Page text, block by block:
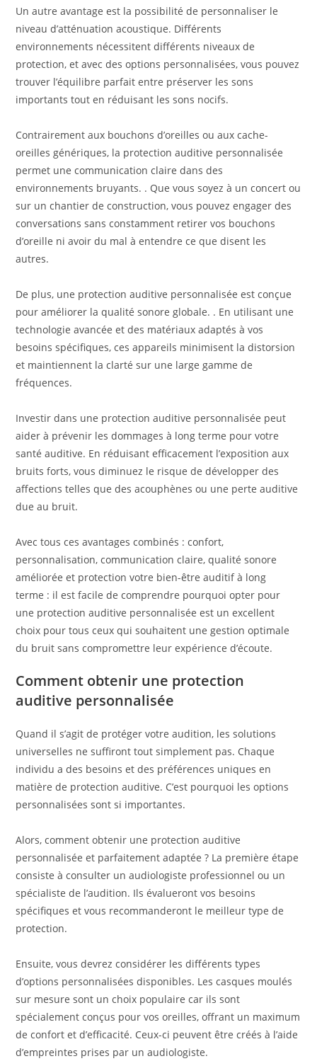
Un autre avantage est la possibilité de personnaliser le
niveau d’atténuation acoustique. Différents
environnements nécessitent différents niveaux de
protection, et avec des options personnalisées, vous pouvez
trouver l’équilibre parfait entre préserver les sons
importants tout en réduisant les sons nocifs.
Contrairement aux bouchons d’oreilles ou aux cache-
oreilles génériques, la protection auditive personnalisée
permet une communication claire dans des
environnements bruyants. . Que vous soyez à un concert ou
sur un chantier de construction, vous pouvez engager des
conversations sans constamment retirer vos bouchons
d’oreille ni avoir du mal à entendre ce que disent les
autres.
De plus, une protection auditive personnalisée est conçue
pour améliorer la qualité sonore globale. . En utilisant une
technologie avancée et des matériaux adaptés à vos
besoins spécifiques, ces appareils minimisent la distorsion
et maintiennent la clarté sur une large gamme de
fréquences.
Investir dans une protection auditive personnalisée peut
aider à prévenir les dommages à long terme pour votre
santé auditive. En réduisant efficacement l’exposition aux
bruits forts, vous diminuez le risque de développer des
affections telles que des acouphènes ou une perte auditive
due au bruit.
Avec tous ces avantages combinés : confort,
personnalisation, communication claire, qualité sonore
améliorée et protection votre bien-être auditif à long
terme : il est facile de comprendre pourquoi opter pour
une protection auditive personnalisée est un excellent
choix pour tous ceux qui souhaitent une gestion optimale
du bruit sans compromettre leur expérience d’écoute.
Comment obtenir une protection
auditive personnalisée
Quand il s’agit de protéger votre audition, les solutions
universelles ne suffiront tout simplement pas. Chaque
individu a des besoins et des préférences uniques en
matière de protection auditive. C’est pourquoi les options
personnalisées sont si importantes.
Alors, comment obtenir une protection auditive
personnalisée et parfaitement adaptée ? La première étape
consiste à consulter un audiologiste professionnel ou un
spécialiste de l’audition. Ils évalueront vos besoins
spécifiques et vous recommanderont le meilleur type de
protection.
Ensuite, vous devrez considérer les différents types
d’options personnalisées disponibles. Les casques moulés
sur mesure sont un choix populaire car ils sont
spécialement conçus pour vos oreilles, offrant un maximum
de confort et d’efficacité. Ceux-ci peuvent être créés à l’aide
d’empreintes prises par un audiologiste.